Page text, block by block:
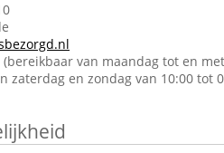
(bereikbaar van maandag tot en
zaterdag en zondag van 10:00 tot